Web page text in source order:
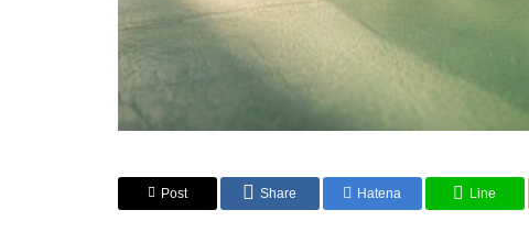
Post Share Hatena Line